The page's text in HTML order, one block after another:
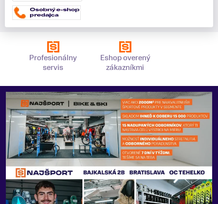
Profesionálny
servis
Eshop overený
zákazníkmi